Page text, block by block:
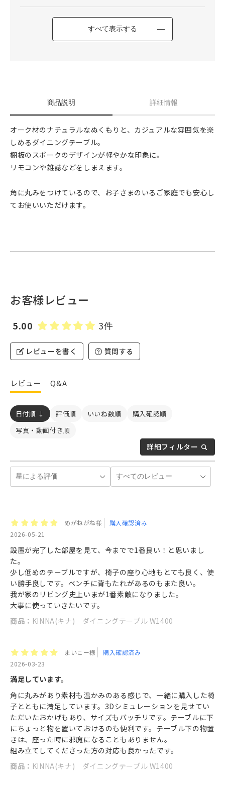
商品説明 詳細情報
オーク材のナチュラルなぬくもりと、カジュアルな雰囲気を楽
しめるダイニングテーブル。
棚板のスポークのデザインが軽やかな印象に。
リモコンや雑誌などをしまえます。
角に丸みをつけているので、お子さまのいるご家庭でも安心し
てお使いいただけます。
お客様レビュー
5.00 3件
レビューを書く 質問する
レビュー Q&A
詳細フィルター
日付順 ↓ 評価順 いいね数順
購入確認順
写真・動画付き順
めがねがね様
購入確認済み
2026-05-21
設置が完了した部屋を見て、今までで1番良い！と思いまし
た。
少し低めのテーブルですが、椅子の座り心地もとても良く、使
い勝手良しです。ベンチに背もたれがあるのもまた良い。
我が家のリビング史上いまが1番素敵になりました。
大事に使っていきたいです。
商品： KINNA(キナ) ダイニングテーブル W1400
まいこー様
購入確認済み
2026-03-23
満足しています。
角に丸みがあり素材も温かみのある感じで、一緒に購入した椅
子とともに満足しています。3Dシミュレーションを見せてい
ただいたおかげもあり、サイズもバッチリです。テーブルに下
にちょっと物を置いておけるのも便利です。テーブル下の物置
きは、座った時に邪魔になることもありません。
組み立てしてくださった方の対応も良かったです。
商品： KINNA(キナ) ダイニングテーブル W1400
すべて表示する